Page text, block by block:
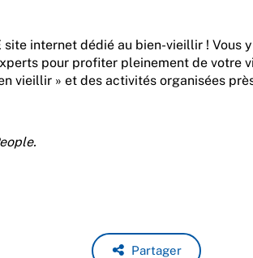
site internet dédié au bien-vieillir ! Vous y
pour profiter pleinement de votre
vieillir » et des activités organisées
Partager